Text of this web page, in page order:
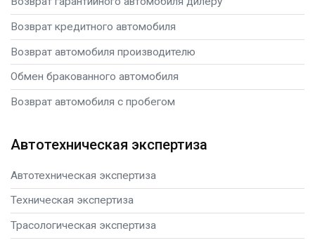
Возврат кредитного автомобиля
Возврат автомобиля производителю
Обмен бракованного автомобиля
Возврат автомобиля с пробегом
Автотехническая экспертиза
Автотехническая экспертиза
Техническая экспертиза
Трасологическая экспертиза